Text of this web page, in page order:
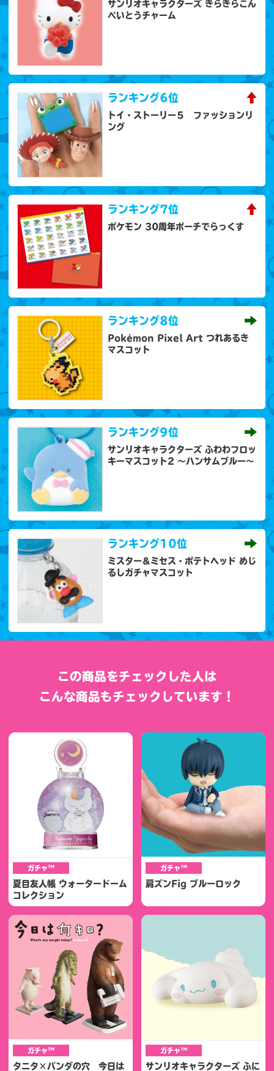
サンリオキャラクターズ きらきらこん
ぺいとうチャーム
ランキング6位
トイ・ストーリー５ ファッションリ
ング
ランキング7位
ポケモン 30周年ポーチでらっくす
ランキング8位
Pokémon Pixel Art つれあるき
マスコット
ランキング9位
サンリオキャラクターズ ふわわフロッ
キーマスコット2 ～ハンサムブルー～
ランキング10位
ミスター＆ミセス・ポテトヘッド めじ
るしガチャマスコット
この商品をチェックした人は
こんな商品もチェックしています！
ガチャ™
夏目友人帳 ウォータードーム
コレクション
ガチャ™
肩ズンFig ブルーロック
ガチャ™
タニタ×パンダの穴 今日は
ガチャ™
サンリオキャラクターズ ふに